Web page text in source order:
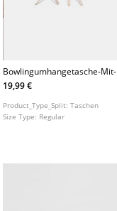
Bowlingumhangetasche-Mit-
Reiverschluss
19,99 €
Product_Type_Split:Taschen
Size Type: Regular